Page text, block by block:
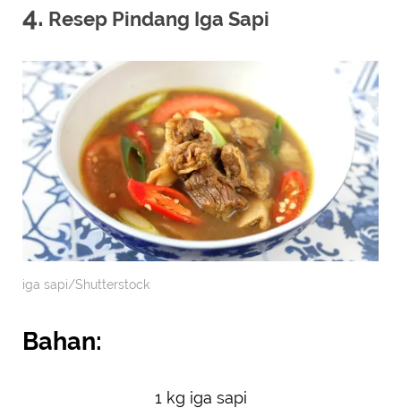
4. Resep Pindang Iga Sapi
iga sapi/Shutterstock
Bahan:
1 kg iga sapi